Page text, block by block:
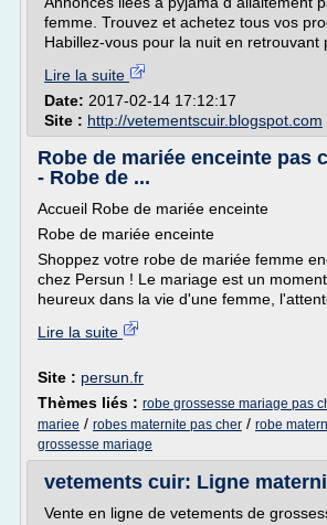
femme. Trouvez et achetez tous vos
Habillez-vous pour la nuit en retrouvant
Lire la suite
Date: 2017-02-14 17:12:17
Site : http://vetementscuir.blogspot.com
Robe de mariée enceinte pas
- Robe de ...
Accueil Robe de mariée enceinte
Robe de mariée enceinte
Shoppez votre robe de mariée femme
chez Persun ! Le mariage est un
heureux dans la vie d'une femme,
Lire la suite
Site : persun.fr
Thèmes liés : robe grossesse mariage pas
mariee / robes maternite pas cher / robe
grossesse mariage
vetements cuir: Ligne
Vente en ligne de vetements de